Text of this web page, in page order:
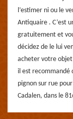
l’estimer ni ou le
Antiquaire . C’est
gratuitement et
décidez de le lui
acheter votre objet
il est recommandé
pignon sur rue
Cadalen, dans le